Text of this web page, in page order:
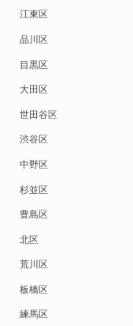
江東区
品川区
目黒区
大田区
世田谷区
渋谷区
中野区
杉並区
豊島区
北区
荒川区
板橋区
練馬区